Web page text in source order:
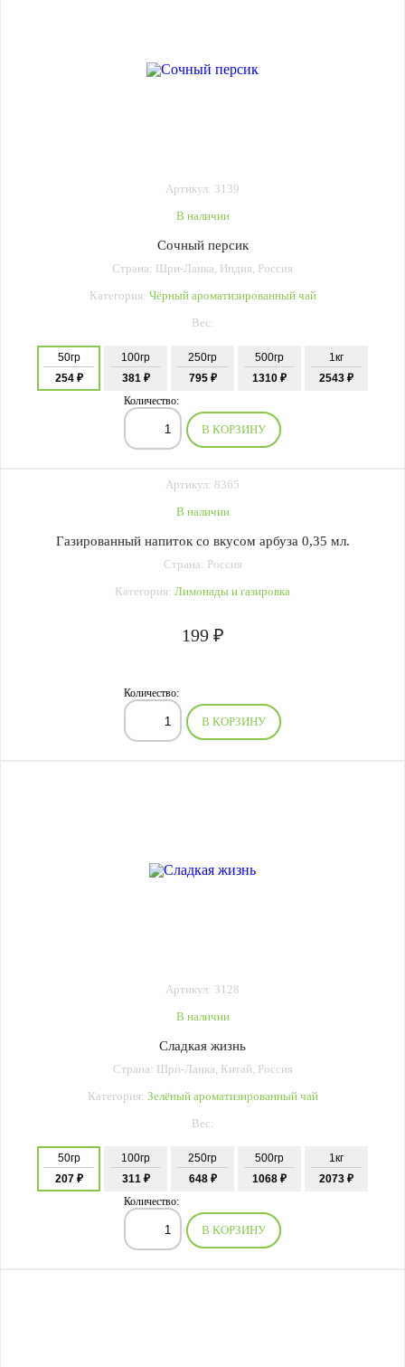
Артикул: 3139
В наличии
Сочный персик
Страна: Шри-Ланка, Индия, Россия
Категория: Чёрный ароматизированный чай
Вес:
50гр
254 ₽
100гр
381 ₽
250гр
795 ₽
500гр
1310 ₽
1кг
2543 ₽
Количество:
В КОРЗИНУ
Артикул: 8365
В наличии
Газированный напиток со вкусом арбуза 0,35 мл.
Страна: Россия
Категория: Лимонады и газировка
199 ₽
Количество:
В КОРЗИНУ
Артикул: 3128
В наличии
Сладкая жизнь
Страна: Шри-Ланка, Китай, Россия
Категория: Зелёный ароматизированный чай
Вес:
50гр
207 ₽
100гр
311 ₽
250гр
648 ₽
500гр
1068 ₽
1кг
2073 ₽
Количество:
В КОРЗИНУ